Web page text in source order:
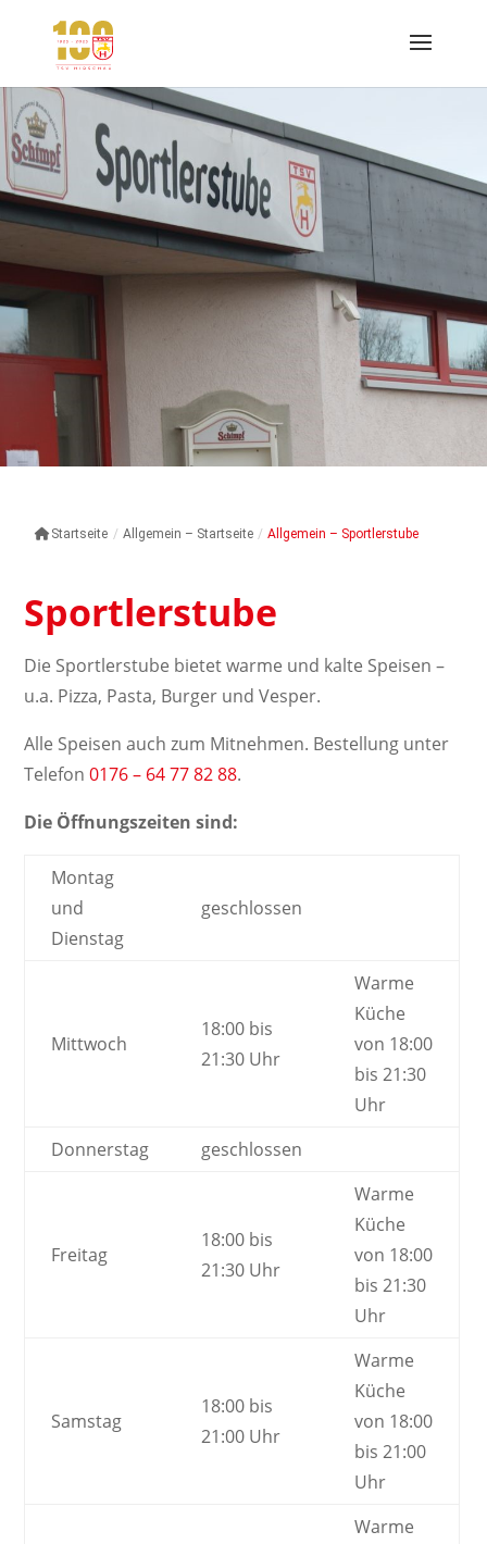
Startseite / Allgemein – Startseite / Allgemein – Sportlerstube
Sportlerstube
Die Sportlerstube bietet warme und kalte Speisen –
u.a. Pizza, Pasta, Burger und Vesper.
Alle Speisen auch zum Mitnehmen. Bestellung unter
Telefon0176 – 64 77 82 88.
Die Öffnungszeiten sind:
Montag
und
Dienstag
geschlossen
Mittwoch
18:00 bis
21:30 Uhr
Warme
Küche
von 18:00
bis 21:30
Uhr
Donnerstag
geschlossen
Freitag
18:00 bis
21:30 Uhr
Warme
Küche
von 18:00
bis 21:30
Uhr
Samstag
18:00 bis
21:00 Uhr
Warme
Küche
von 18:00
bis 21:00
Uhr
Warme